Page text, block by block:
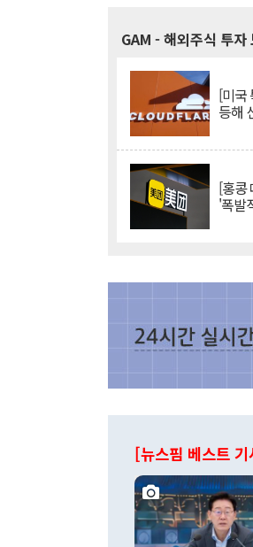
GAM - 해외주식 투자
[미국
등해
[홍콩
'폭발
[뉴스핌 베스트 기